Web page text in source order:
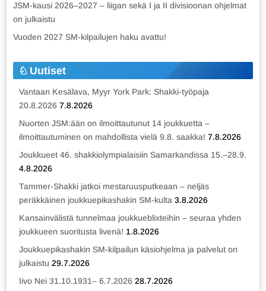
JSM-kausi 2026–2027 – liigan sekä I ja II divisioonan ohjelmat
on julkaistu
Vuoden 2027 SM-kilpailujen haku avattu!
Uutiset
Vantaan Kesälava, Myyr York Park: Shakki-työpaja
20.8.2026 7.8.2026
Nuorten JSM:ään on ilmoittautunut 14 joukkuetta –
ilmoittautuminen on mahdollista vielä 9.8. saakka! 7.8.2026
Joukkueet 46. shakkiolympialaisiin Samarkandissa 15.–28.9.
4.8.2026
Tammer-Shakki jatkoi mestaruusputkeaan – neljäs
peräkkäinen joukkuepikashakin SM-kulta 3.8.2026
Kansainvälistä tunnelmaa joukkueblixteihin – seuraa yhden
joukkueen suoritusta livenä! 1.8.2026
Joukkuepikashakin SM-kilpailun käsiohjelma ja palvelut on
julkaistu 29.7.2026
Iivo Nei 31.10.1931– 6.7.2026 28.7.2026